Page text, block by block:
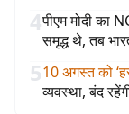
4पीएम मोदी का
समृद्ध थे, तब
510 अगस्त को
व्यवस्था, बंद